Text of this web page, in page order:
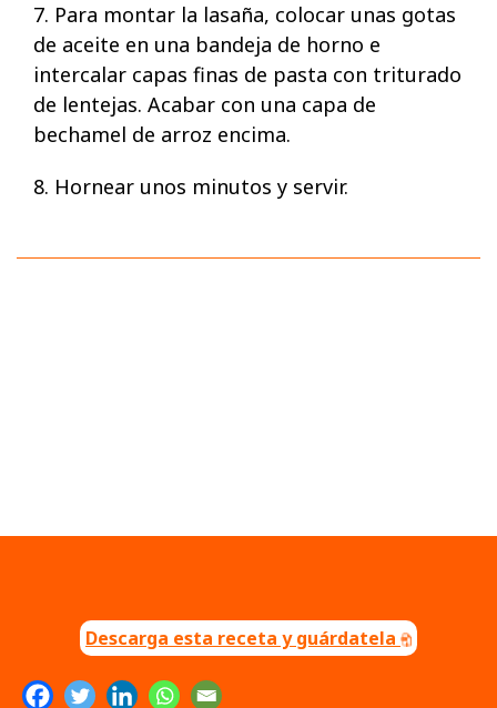
7. Para montar la lasaña, colocar unas gotas
de aceite en una bandeja de horno e
intercalar capas finas de pasta con triturado
de lentejas. Acabar con una capa de
bechamel de arroz encima.
8. Hornear unos minutos y servir.
Descarga esta receta y guárdatela